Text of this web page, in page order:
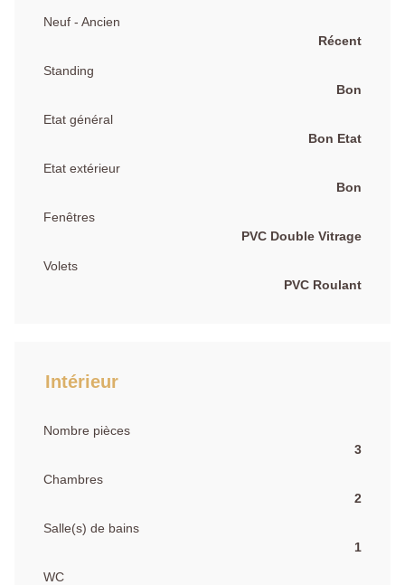
Neuf - Ancien
Récent
Standing
Bon
Etat général
Bon Etat
Etat extérieur
Bon
Fenêtres
PVC Double Vitrage
Volets
PVC Roulant
Intérieur
Nombre pièces
3
Chambres
2
Salle(s) de bains
1
WC